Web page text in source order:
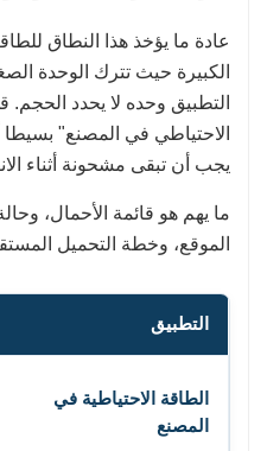
عادة ما يؤخذ هذا النطاق
الكبيرة حيث تترك الوحدة
التطبيق وحده لا يحدد الحجم.
الاحتياطي في المصنع"
يجب أن تبقى مشحونة أثناء
ما يهم هو قائمة الأحمال،
الموقع، وخطة التحميل
التطبيق
الطاقة الاحتياطية في
المصنع